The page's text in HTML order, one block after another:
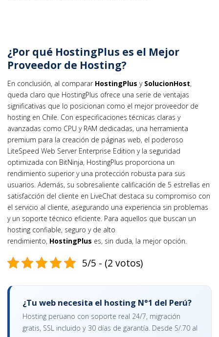
¿Por qué HostingPlus es el Mejor
Proveedor de Hosting?
En conclusión, al comparar HostingPlus y SolucionHost,
queda claro que HostingPlus ofrece una serie de ventajas
significativas que lo posicionan como el mejor proveedor de
hosting en Chile. Con especificaciones técnicas claras y
avanzadas como CPU y RAM dedicadas, una herramienta
premium para la creación de páginas web, el poderoso
LiteSpeed Web Server Enterprise Edition y la seguridad
optimizada con BitNinja, HostingPlus proporciona un
rendimiento superior y una protección robusta para sus
usuarios. Además, su sobresaliente calificación de 5 estrellas en
satisfacción del cliente en LiveChat destaca su compromiso con
el servicio al cliente, asegurando una experiencia sin problemas
y un soporte técnico eficiente. Para aquellos que buscan un
hosting confiable, seguro y de alto
rendimiento, HostingPlus es, sin duda, la mejor opción.
5/5 - (2 votos)
¿Tu web necesita el hosting N°1 del Perú?
Hosting peruano con soporte real 24/7, migración
gratis, SSL incluido y 30 días de garantía. Desde S/.70 al